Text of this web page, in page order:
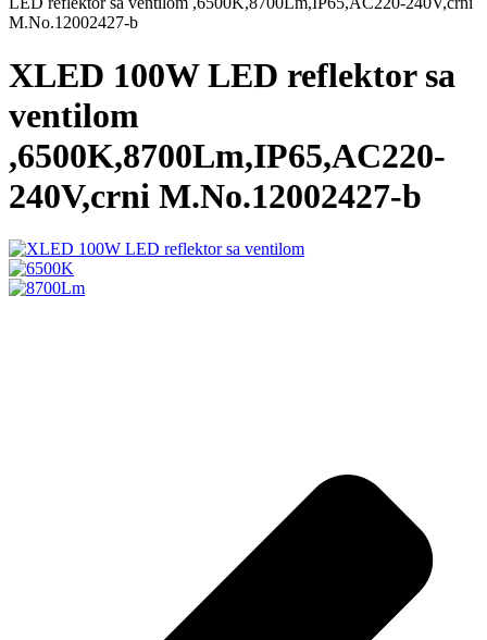
M.No.12002427-b
XLED 100W LED reflektor sa
ventilom
,6500K,8700Lm,IP65,AC220-
240V,crni M.No.12002427-b